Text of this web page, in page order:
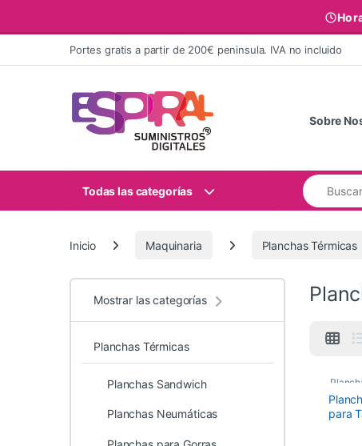
Ir al contenidoPortes gratis a partir de 200€ peninsula. IVA no incluido
Sobre
Todas las categorías
Buscar:
Inicio Maquinaria Planchas Térmicas
para
Mostrar las categorías
Planchas Térmicas
Planchas Sandwich
Planchas Neumáticas